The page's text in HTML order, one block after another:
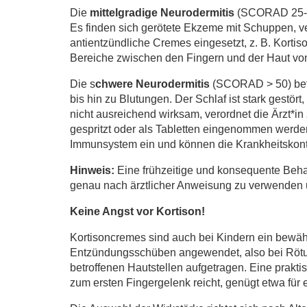
Die mittelgradige Neurodermitis (SCORAD
Es finden sich gerötete Ekzeme mit Schuppen,
antientzündliche Cremes eingesetzt, z. B.
Bereiche zwischen den Fingern und der Haut
Die schwere Neurodermitis (SCORAD > 50)
bis hin zu Blutungen. Der Schlaf ist stark
nicht ausreichend wirksam, verordnet die
gespritzt oder als Tabletten eingenommen
Immunsystem ein und können die
Hinweis: Eine frühzeitige und konsequente
genau nach ärztlicher Anweisung zu
Keine Angst vor Kortison!
Kortisoncremes sind auch bei Kindern ein
Entzündungsschüben angewendet, also bei
betroffenen Hautstellen aufgetragen. Eine
zum ersten Fingergelenk reicht, genügt etwa